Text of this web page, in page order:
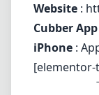
Website :
Cubber
iPhone :
[elementor-